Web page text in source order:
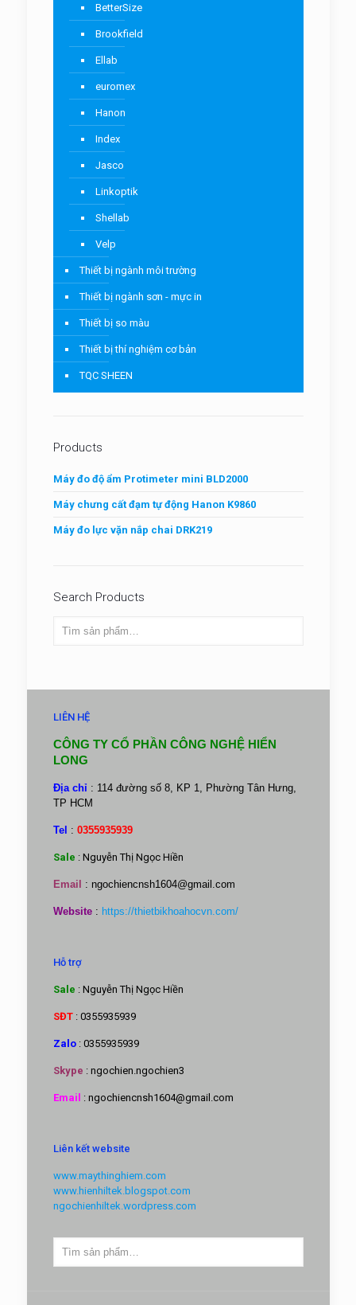
BetterSize
Brookfield
Ellab
euromex
Hanon
Index
Jasco
Linkoptik
Shellab
Velp
Thiết bị ngành môi trường
Thiết bị ngành sơn - mực in
Thiết bị so màu
Thiết bị thí nghiệm cơ bản
TQC SHEEN
Products
Máy đo độ ẩm Protimeter mini BLD2000
Máy chưng cất đạm tự động Hanon K9860
Máy đo lực vặn nắp chai DRK219
Search Products
LIÊN HỆ
CÔNG TY CỔ PHẦN CÔNG NGHỆ HIỂN
LONG
Địa chỉ : 114 đường số 8, KP 1, Phường Tân Hưng,
TP HCM
Tel : 0355935939
Sale : Nguyễn Thị Ngọc Hiền
Email : ngochiencnsh1604@gmail.com
Website : https://thietbikhoahocvn.com/
Hỗ trợ
Sale : Nguyễn Thị Ngọc Hiền
SĐT: 0355935939
Zalo : 0355935939
Skype : ngochien.ngochien3
Email : ngochiencnsh1604@gmail.com
Liên kết website
www.maythinghiem.com
www.hienhiltek.blogspot.com
ngochienhiltek.wordpress.com